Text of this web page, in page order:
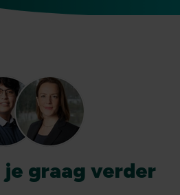
je graag verder